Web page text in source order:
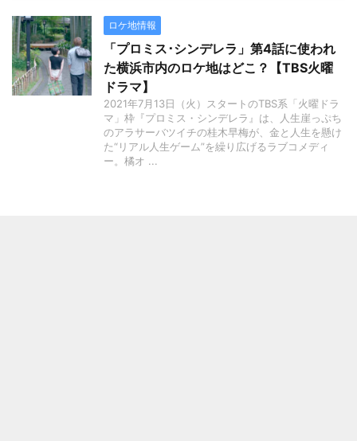
ロケ地情報
「プロミス･シンデレラ」第4話に使われ
た横浜市内のロケ地はどこ？【TBS火曜
ドラマ】
2021年7月13日（火）スタートのTBS系「火曜ドラ
マ」枠『プロミス・シンデレラ』は、人生崖っぷち
のアラサーバツイチの桂木早梅が、金と人生を懸け
た“リアル人生ゲーム”を繰り広げるラブコメディ
ー。橘オ ...